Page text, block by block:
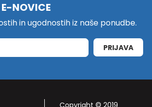
NOVICE
in ugodnostih iz naše ponudbe.
PRIJAVA